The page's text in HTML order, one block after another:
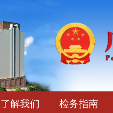
了解我们 检务指南